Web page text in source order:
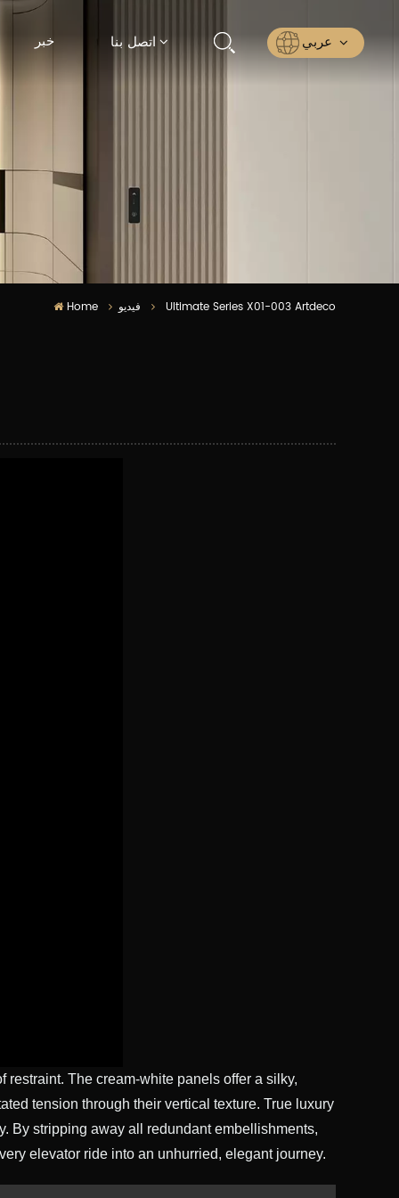
خبر اتصل بنا عربي
ไทย
Home فيديو Ultimate Series X01-003 Artdeco
The cream-white panels offer a silky,
tension through their vertical texture. True luxury
By stripping away all redundant embellishments,
elevator ride into an unhurried, elegant journey.